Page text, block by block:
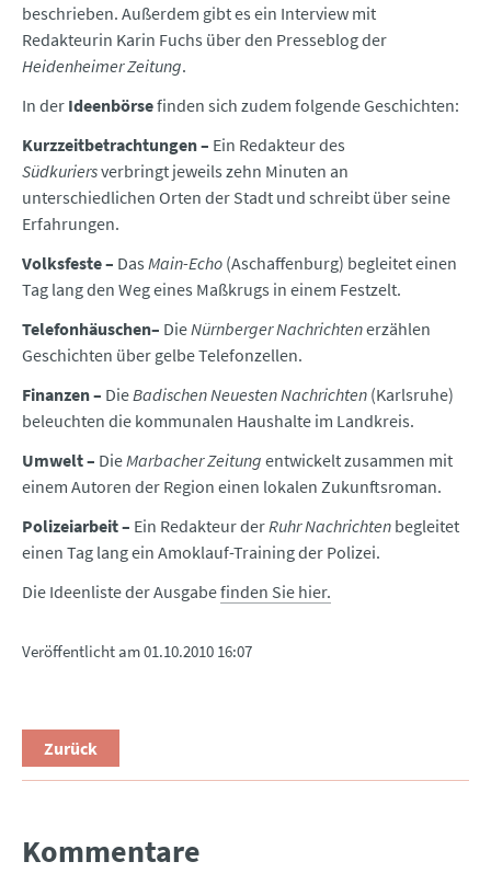
beschrieben. Außerdem gibt es ein Interview mit
Redakteurin Karin Fuchs über den Presseblog der
Heidenheimer Zeitung.
In der Ideenbörsefinden sich zudem folgende Geschichten:
Kurzzeitbetrachtungen – Ein Redakteur des
Südkuriersverbringt jeweils zehn Minuten an
unterschiedlichen Orten der Stadt und schreibt über seine
Erfahrungen.
Volksfeste – Das Main-Echo (Aschaffenburg) begleitet einen
Tag lang den Weg eines Maßkrugs in einem Festzelt.
Telefonhäuschen– DieNürnberger Nachrichtenerzählen
Geschichten über gelbe Telefonzellen.
Finanzen – DieBadischen Neuesten Nachrichten (Karlsruhe)
beleuchten die kommunalen Haushalte im Landkreis.
Umwelt – DieMarbacher Zeitung entwickelt zusammen mit
einem Autoren der Region einen lokalen Zukunftsroman.
Polizeiarbeit – Ein Redakteur derRuhr Nachrichten begleitet
einen Tag lang ein Amoklauf-Training der Polizei.
Die Ideenliste der Ausgabefinden Sie hier.
Veröffentlicht am01.10.2010 16:07
Zurück
Kommentare